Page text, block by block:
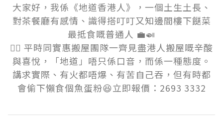
大家好，我係《地道香港人》，一個土生土長、
對茶餐廳有感情、識得搭叮叮又知邊間樓下餸菜
最抵食嘅普通人 💼🍛
👷‍♂️ 平時同實惠搬屋團隊一齊見盡港人搬屋嘅辛酸
與喜悅，「地道」唔只係口音，而係一種態度。
講求實際、有火都唔爆、有苦自己吞，但有時都
會偷下懶食個魚蛋粉😆立即報價：2693 3332